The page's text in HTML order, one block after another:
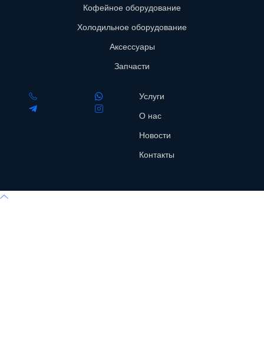
Кофейное оборудование
Холодильное оборудование
Аксессуары
Запчасти
Услуги
О нас
Новости
Контакты